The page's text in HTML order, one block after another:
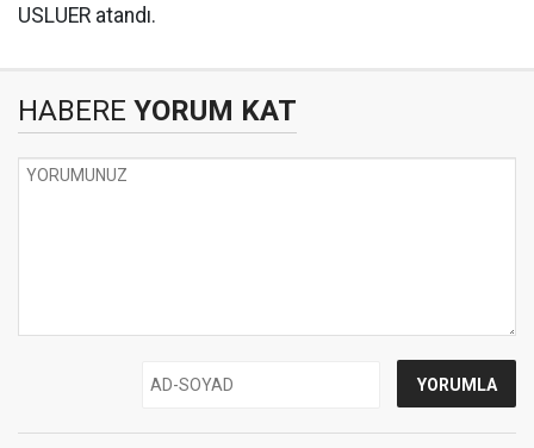
USLUER atandı.
HABERE YORUM KAT